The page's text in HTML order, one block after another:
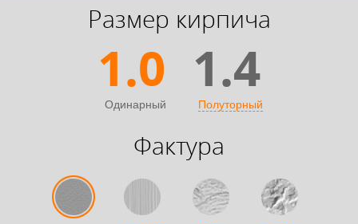
Размер кирпича
1.0
Одинарный
1.4
Полуторный
Фактура